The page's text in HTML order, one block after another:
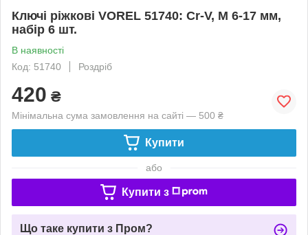
Ключі ріжкові VOREL 51740: Cr-V, М 6-17 мм,
набір 6 шт.
В наявності
Код: 51740
Роздріб
420 ₴
Мінімальна сума замовлення на сайті — 500 ₴
Купити
або
Купити з
Що таке купити з Пром?